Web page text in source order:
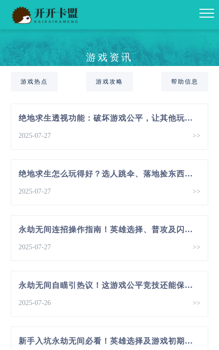
游戏资讯
游戏热点 游戏攻略 帮助信息
绝地求生透视功能：破坏游戏公平，让其他玩家咋玩？
2025-07-27 >>
绝地求生怎么玩得好？选人跳伞、落地捡东西这些要点要注意
2025-07-27 >>
永劫无间连招操作指南！英雄选择、普攻及闪身闪避要点
2025-07-27 >>
永劫无间自瞄引热议！这游戏公平竞技还能保证吗？
2025-07-26 >>
新手入坑永劫无间必看！英雄选择及游戏初期玩法攻略